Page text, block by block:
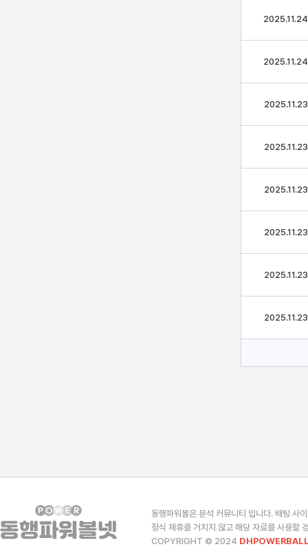
2025.11.24
2025.11.24
2025.11.23
2025.11.23
2025.11.23
2025.11.23
2025.11.23
2025.11.23
동행파워볼은 분석 커뮤니티 입니다. 배팅 사
정식 제휴를 거치지 않고 해당 자료를 사용할
COPYRIGHT © 2024